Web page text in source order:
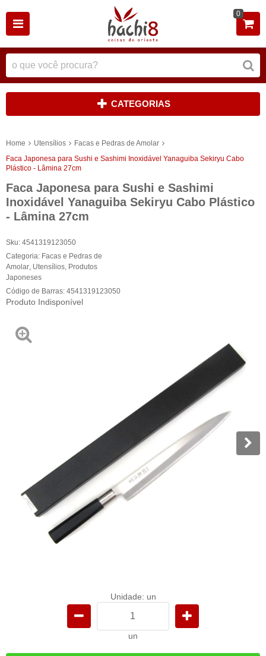
0
CATEGORIAS
Home Utensílios
Facas e Pedras de Amolar
Faca Japonesa para Sushi e Sashimi Inoxidável Yanaguiba Sekiryu Cabo
Plástico - Lâmina 27cm
Faca Japonesa para Sushi e Sashimi
Inoxidável Yanaguiba Sekiryu Cabo Plástico
- Lâmina 27cm
Sku: 4541319123050
Categoria: Facas e Pedras de
Amolar Utensílios Produtos
Japoneses
Código de Barras: 4541319123050
Produto Indisponível
Unidade: un
un